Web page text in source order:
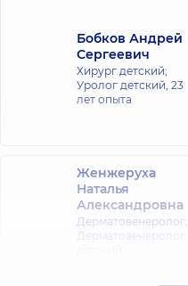
Бобков Андрей
Сергеевич
Хирург детский;
Уролог детский, 23
лет опыта
Женжеруха
Наталья
Александровна
Дерматовенеролог;
Дерматовенеролог